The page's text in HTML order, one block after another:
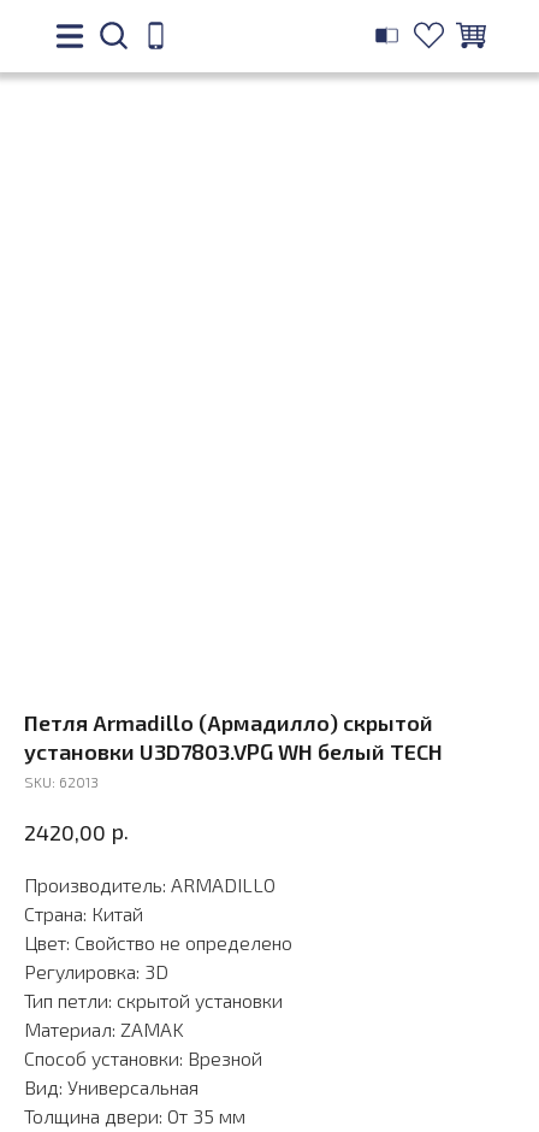
Петля Armadillo (Армадилло) скрытой
установки U3D7803.VPG WH белый TECH
SKU: 62013
2420,00 р.
Производитель: ARMADILLO
Страна: Китай
Цвет: Свойство не определено
Регулировка: 3D
Тип петли: скрытой установки
Материал: ZAMAK
Способ установки: Врезной
Вид: Универсальная
Толщина двери: От 35 мм